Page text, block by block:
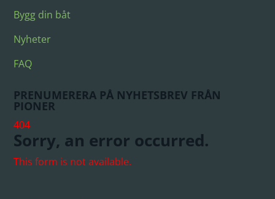
Bygg din båt
Nyheter
FAQ
PRENUMERERA PÅ NYHETSBREV FRÅN
PIONER
404
Sorry, an error occurred.
This form is not available.